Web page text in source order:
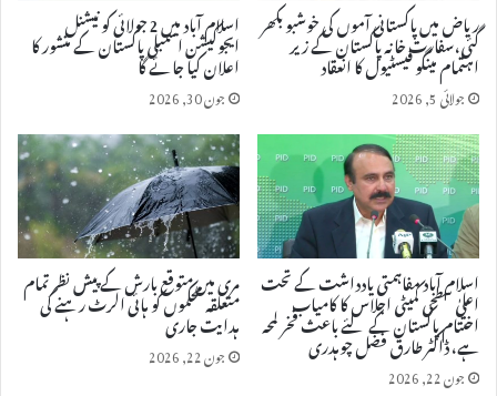
ریاض میں پاکستانی آموں کی خوشبو بکھر
گئی، سفارت خانہ پاکستان کے زیر
اہتمام مینگو فیسٹیول کا انعقاد
جولائی 5, 2026
اسلام آباد میں 2 جولائی کو نیشنل
ایجوکیشن اسمبلی پاکستان کے منشور کا
اعلان کیا جائے گا
جون 30, 2026
اسلام آباد مفاہمتی یادداشت کے تحت
اعلیٰ سطحی کمیٹی اجلاس کا کامیاب
اختتام پاکستان کے لئے باعث فخر لمحہ
ہے، ڈاکٹر طارق فضل چوہدری
جون 22, 2026
مری میں متوقع بارش کے پیش نظر تمام
متعلقہ محکموں کو ہائی الرٹ رہنے کی
ہدایت جاری
جون 22, 2026